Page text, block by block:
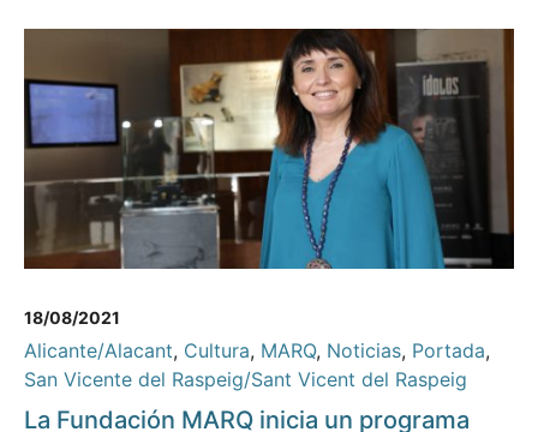
18/08/2021
Alicante/Alacant, Cultura, MARQ, Noticias, Portada,
San Vicente del Raspeig/Sant Vicent del Raspeig
La Fundación MARQ inicia un programa